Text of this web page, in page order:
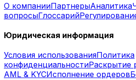
О компанииПартнерыАналитика
вопросыГлоссарий
Юридическая информация
Условия использованияПолитика
конфиденциальностиРаскрытие
AML & KYCИсполнение ордеров